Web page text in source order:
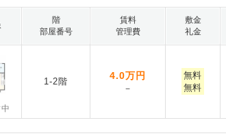
階
部屋番号
賃料
管理費
敷金
礼金
1-2階
4.0万円
－
無料
無料